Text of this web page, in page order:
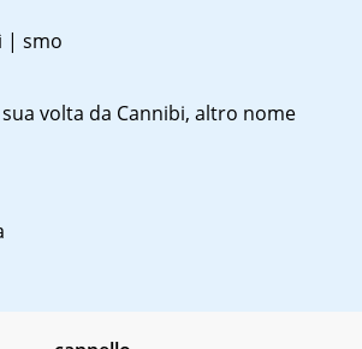
| smo
volta da Cannibi, altro nome